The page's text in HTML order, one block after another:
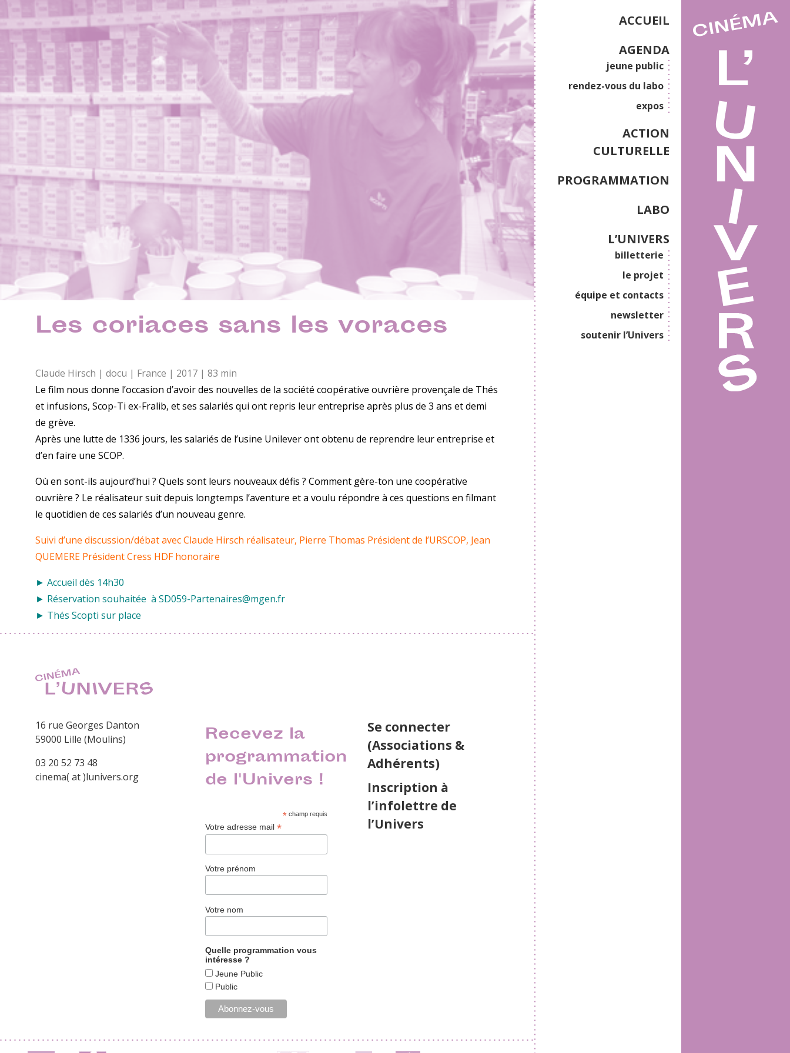
ACCUEIL
AGENDA
jeune public
rendez-vous du labo
expos
ACTION
CULTURELLE
PROGRAMMATION
LABO
L’UNIVERS
billetterie
le projet
équipe et contacts
newsletter
soutenir l’Univers
Les coriaces sans les voraces
Claude Hirsch | docu | France | 2017 | 83 min
Le film nous donne l’occasion d’avoir des nouvelles de la société coopérative ouvrière provençale de Thés
et infusions, Scop-Ti ex-Fralib, et ses salariés qui ont repris leur entreprise après plus de 3 ans et demi
de grève.
Après une lutte de 1336 jours, les salariés de l’usine Unilever ont obtenu de reprendre leur entreprise et
d’en faire une SCOP.
Où en sont-ils aujourd’hui ? Quels sont leurs nouveaux défis ? Comment gère-ton une coopérative
ouvrière ? Le réalisateur suit depuis longtemps l’aventure et a voulu répondre à ces questions en filmant
le quotidien de ces salariés d’un nouveau genre.
Suivi d’une discussion/débat avec Claude Hirsch réalisateur, Pierre Thomas Président de l’URSCOP, Jean
QUEMERE Président Cress HDF honoraire
► Accueil dès 14h30
► Réservation souhaitée à SD059-Partenaires@mgen.fr
► Thés Scopti sur place
16 rue Georges Danton
59000 Lille (Moulins)
03 20 52 73 48
cinema( at )lunivers.org
Recevez la
programmation
de l'Univers !
*champ requis
Votre adresse mail*
Votre prénom
Votre nom
Quelle programmation vous
intéresse ?
Jeune Public
Public
Se connecter
(Associations &
Adhérents)
Inscription à
l’infolettre de
l’Univers